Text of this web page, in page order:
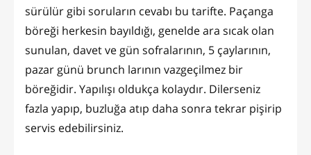
sürülür gibi soruların cevabı bu tarifte. Paçanga
böreği herkesin bayıldığı, genelde ara sıcak olan
sunulan, davet ve gün sofralarının, 5 çaylarının,
pazar günü brunch larının vazgeçilmez bir
böreğidir. Yapılışı oldukça kolaydır. Dilerseniz
fazla yapıp, buzluğa atıp daha sonra tekrar pişirip
servis edebilirsiniz.